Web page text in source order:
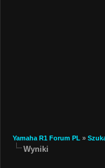
Yamaha R1 Forum PL »
Wyniki